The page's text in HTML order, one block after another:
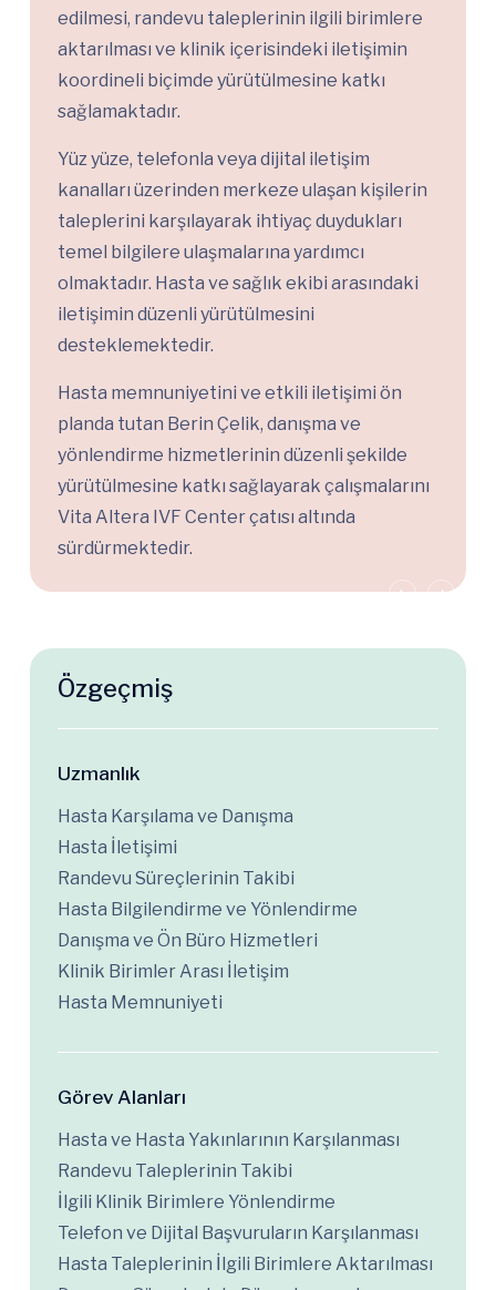
edilmesi, randevu taleplerinin ilgili birimlere
aktarılması ve klinik içerisindeki iletişimin
koordineli biçimde yürütülmesine katkı
sağlamaktadır.
Yüz yüze, telefonla veya dijital iletişim
kanalları üzerinden merkeze ulaşan kişilerin
taleplerini karşılayarak ihtiyaç duydukları
temel bilgilere ulaşmalarına yardımcı
olmaktadır. Hasta ve sağlık ekibi arasındaki
iletişimin düzenli yürütülmesini
desteklemektedir.
Hasta memnuniyetini ve etkili iletişimi ön
planda tutan Berin Çelik, danışma ve
yönlendirme hizmetlerinin düzenli şekilde
yürütülmesine katkı sağlayarak çalışmalarını
Vita Altera IVF Center çatısı altında
sürdürmektedir.
Özgeçmiş
Uzmanlık
Hasta Karşılama ve Danışma
Hasta İletişimi
Randevu Süreçlerinin Takibi
Hasta Bilgilendirme ve Yönlendirme
Danışma ve Ön Büro Hizmetleri
Klinik Birimler Arası İletişim
Hasta Memnuniyeti
Görev Alanları
Hasta ve Hasta Yakınlarının Karşılanması
Randevu Taleplerinin Takibi
İlgili Klinik Birimlere Yönlendirme
Telefon ve Dijital Başvuruların Karşılanması
Hasta Taleplerinin İlgili Birimlere Aktarılması